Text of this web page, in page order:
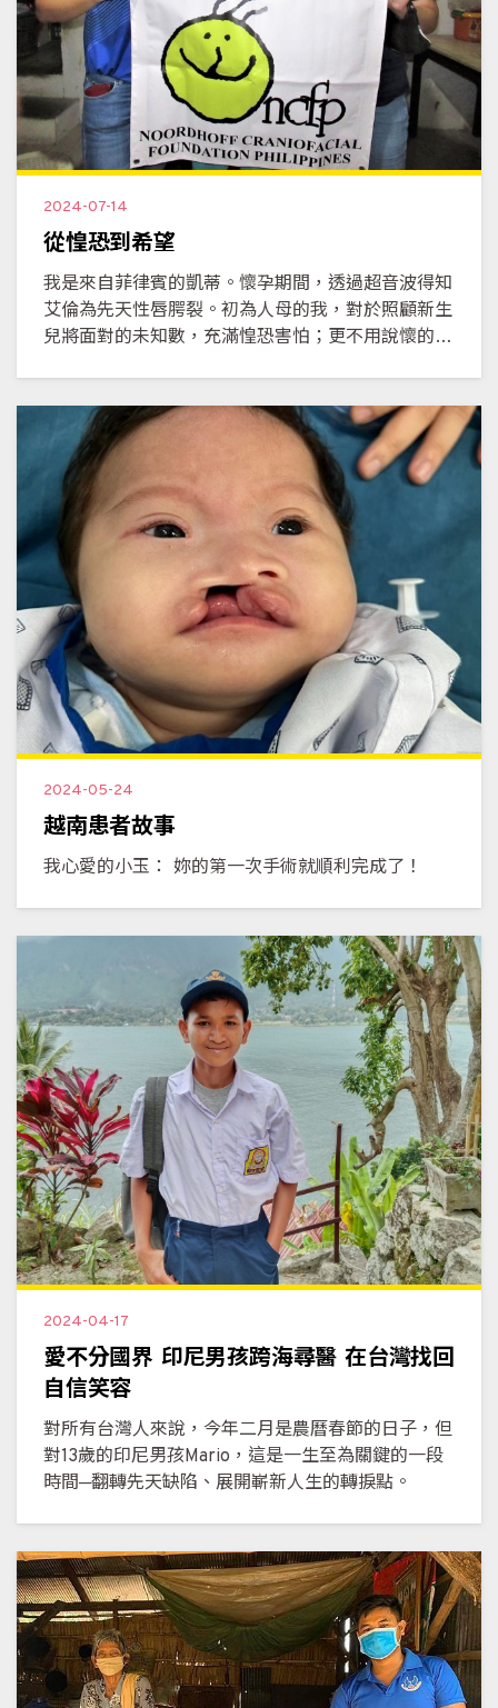
2024-07-14
從惶恐到希望
我是來自菲律賓的凱蒂。懷孕期間，透過超音波得知
艾倫為先天性唇腭裂。初為人母的我，對於照顧新生
兒將面對的未知數，充滿惶恐害怕；更不用說懷的是
2024-05-24
越南患者故事
我心愛的小玉： 妳的第一次手術就順利完成了！
2024-04-17
愛不分國界 印尼男孩跨海尋醫 在台灣找回
自信笑容
對所有台灣人來說，今年二月是農曆春節的日子，但
對13歲的印尼男孩Mario，這是一生至為關鍵的一段
時間─翻轉先天缺陷、展開嶄新人生的轉捩點。